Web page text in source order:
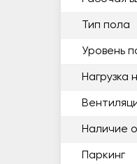
Тип пола
Уровень
Нагрузка
Наличие
Паркинг